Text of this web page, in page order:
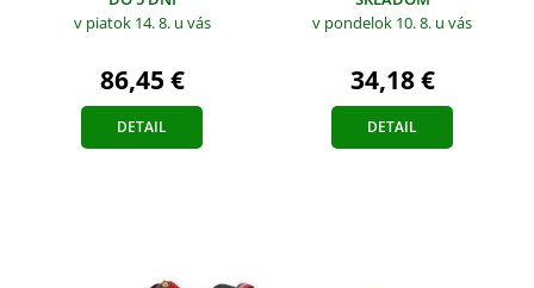
v piatok 14. 8. u vás
86,45 €
DETAIL
v pondelok 10. 8. u vás
34,18 €
DETAIL